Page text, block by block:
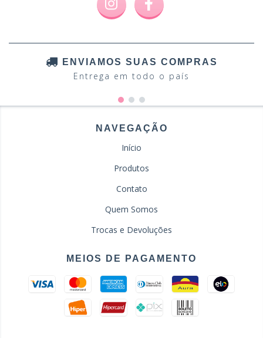
ENVIAMOS SUAS COMPRAS
Entrega em todo o país
NAVEGAÇÃO
Início
Produtos
Contato
Quem Somos
Trocas e Devoluções
MEIOS DE PAGAMENTO